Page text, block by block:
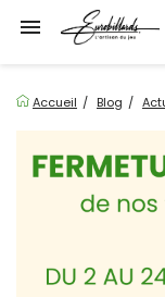

Accueil Blog